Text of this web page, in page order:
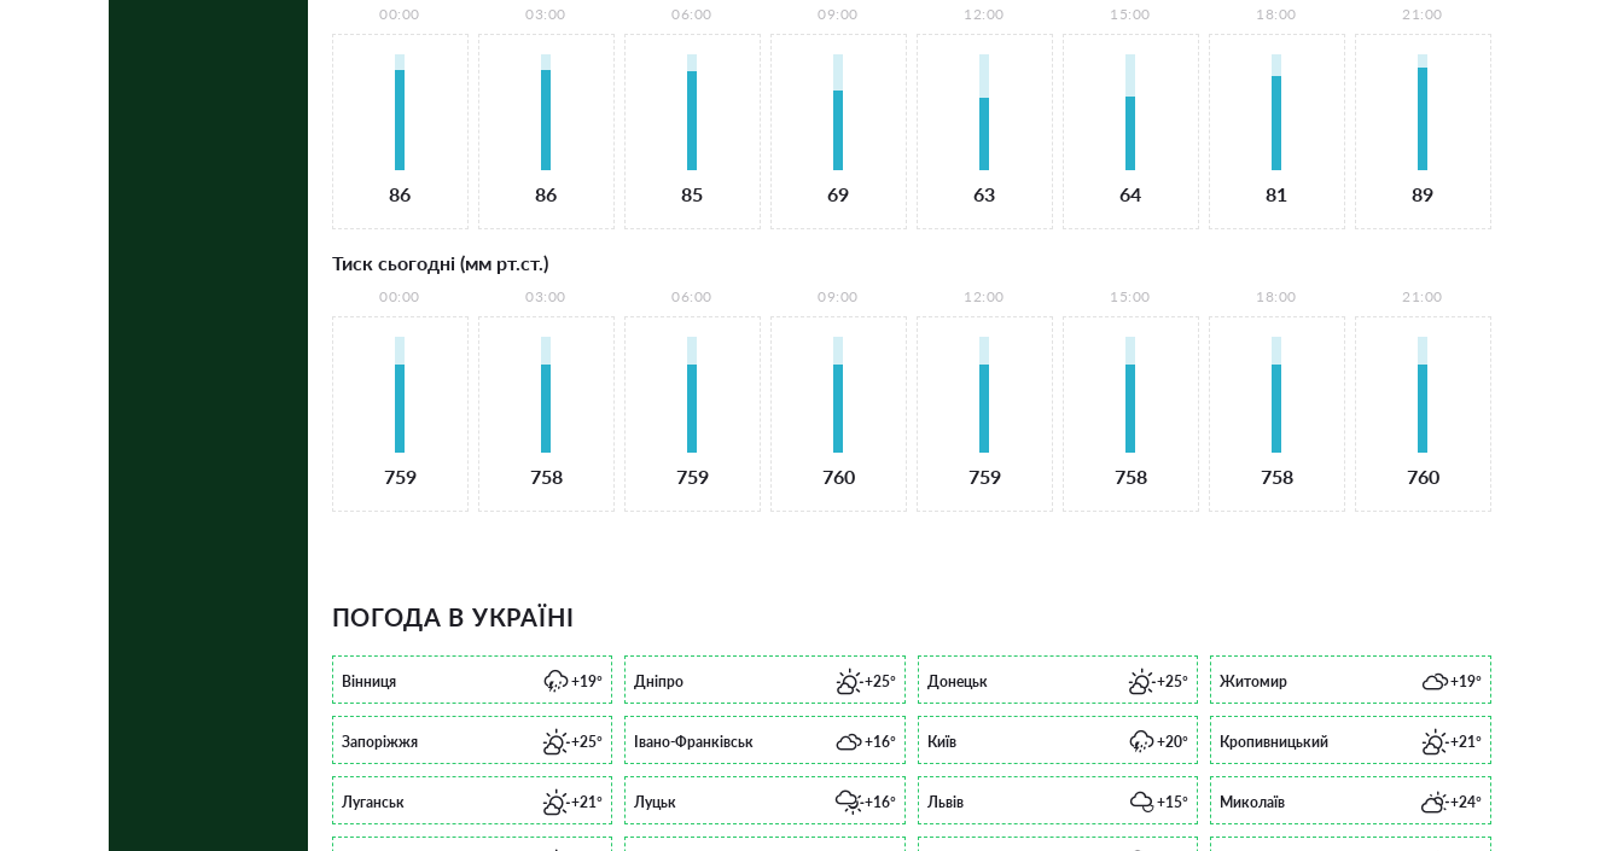
00:00
86
03:00
86
06:00
85
09:00
69
12:00
63
15:00
64
18:00
81
21:00
89
Тиск сьогодні (мм рт.ст.)
00:00
759
03:00
758
06:00
759
09:00
760
12:00
759
15:00
758
18:00
758
21:00
760
ПОГОДА В УКРАЇНІ
Вінниця +19° Дніпро +25° Донецьк +25° Житомир +19°
Запоріжжя +25° Івано-Франківськ +16° Київ +20° Кропивницький +21°
Луганськ +21° Луцьк +16° Львів +15° Миколаїв +24°